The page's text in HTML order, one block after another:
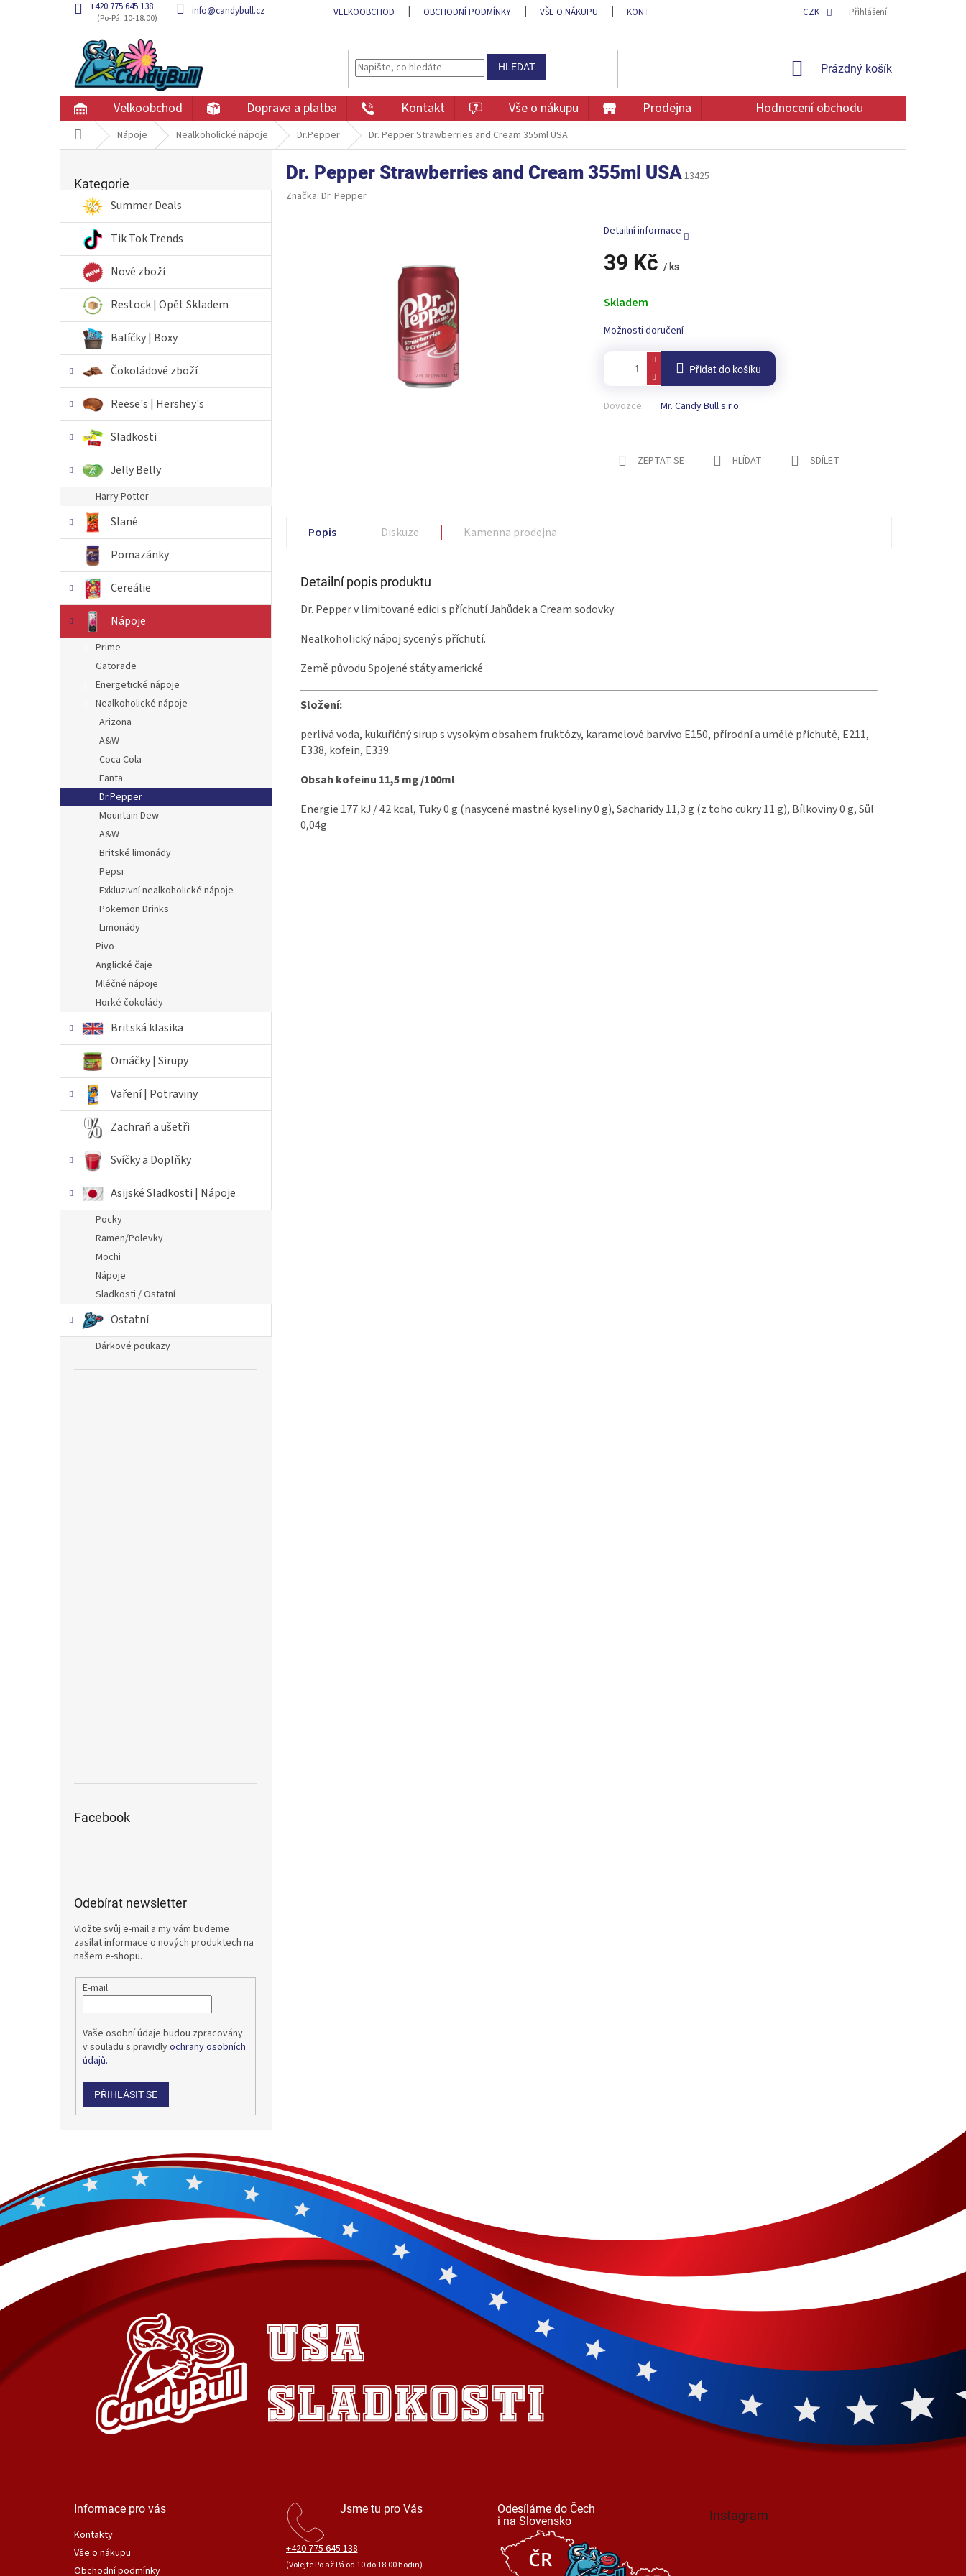
+420 775 645 138 info@candybull.cz VELKOOBCHOD OBCHODNÍ PODMÍNKY VŠE O NÁKUPU KONTAKT OCHRANA OSOBNÍCH ÚDAJŮCZK Přihlášení
HLEDAT
NÁKUPNÍ
Prázdný košík
Velkoobchod Doprava a platba Kontakt Vše o nákupu Prodejna Hodnocení obchodu
Domů Nápoje Nealkoholické nápoje Dr.Pepper Dr. Pepper Strawberries and Cream 355ml USA
r
n
í
kategorie
Kategorie
Summer Deals
Tik Tok Trends
Nové zboží
Restock | Opět Skladem
Balíčky | Boxy
Čokoládové zboží
Reese's | Hershey's
Sladkosti
Jelly Belly
Harry Potter
Slané
Pomazánky
Cereálie
Nápoje
Prime
Gatorade
Energetické nápoje
Nealkoholické nápoje
Arizona
A&W
Coca Cola
Fanta
Dr.Pepper
Mountain Dew
A&W
Britské limonády
Pepsi
Exkluzivní nealkoholické nápoje
Pokemon Drinks
Limonády
Pivo
Anglické čaje
Mléčné nápoje
Horké čokolády
Britská klasika
Omáčky | Sirupy
Vaření | Potraviny
Zachraň a ušetři
Svíčky a Doplňky
Asijské Sladkosti | Nápoje
Pocky
Ramen/Polevky
Mochi
Nápoje
Sladkosti / Ostatní
Ostatní
Dárkové poukazy
Facebook
Odebírat newsletter
Vložte svůj e-mail a my vám budeme
zasílat informace o nových produktech na
našem e-shopu.
E-mail
Vaše osobní údaje budou zpracovány
v souladu s pravidlyochrany osobních
údajů.
PŘIHLÁSIT SE
Dr. Pepper Strawberries and Cream 355ml USA13425
Značka: Dr. Pepper
39 Kč / ks
cena:
Skladem
Možnosti doručení
Přidat do košíku
Dovozce: Mr. Candy Bull s.r.o.
Detailní informace
ZEPTAT SE HLÍDAT SDÍLET
Popis Diskuze Kamenna prodejna
Detailní popis produktu
Dr. Pepper v limitované edici s příchutí Jahůdek a Cream sodovky
Nealkoholický nápoj sycený s příchutí.
Země původu Spojené státy americké
Složení:
perlivá voda, kukuřičný sirup s vysokým obsahem fruktózy, karamelové barvivo E150, přírodní a umělé příchutě, E211,
E338, kofein, E339.
Obsah kofeinu 11,5 mg /100ml
Energie 177 kJ / 42 kcal, Tuky 0 g (nasycené mastné kyseliny 0 g), Sacharidy 11,3 g (z toho cukry 11 g), Bílkoviny 0 g, Sůl
0,04g
t
í
Informace pro vás
Kontakty
Vše o nákupu
Obchodní podmínky
Jsme tu pro Vás
+420 775 645 138
(Volejte Po až Pá od 10 do 18.00 hodin)
Odesíláme do Čech
i na Slovensko
Instagram